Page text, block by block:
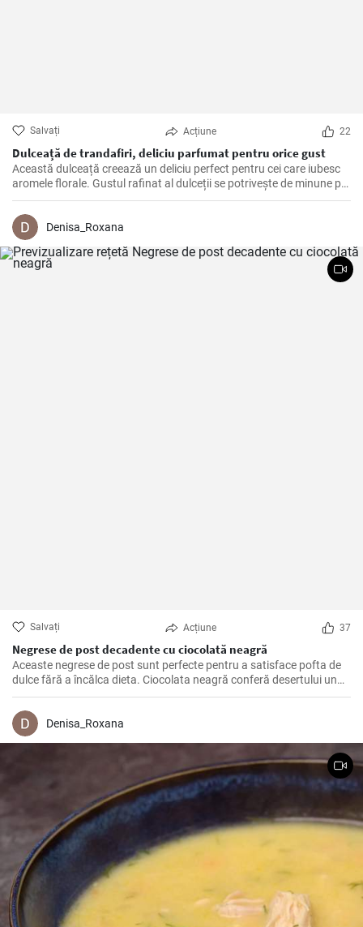
Salvați Acțiune 22
Dulceață de trandafiri, deliciu parfumat pentru orice gust
Această dulceață creează un deliciu perfect pentru cei care iubesc
aromele florale. Gustul rafinat al dulceții se potrivește de minune pe
o felie de pâine proaspătă sau în combinație cu brânzeturi fine.
Denisa_Roxana
Salvați Acțiune 37
Negrese de post decadente cu ciocolată neagră
Aceaste negrese de post sunt perfecte pentru a satisface pofta de
dulce fără a încălca dieta. Ciocolata neagră conferă desertului un
gust bogat și intens, iar textura sa umedă și fudgy va fi cu siguranță
apreciată.
Denisa_Roxana